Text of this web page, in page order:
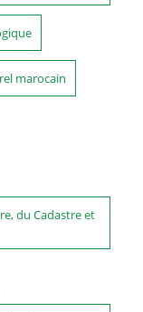
marocain
du Cadastre et